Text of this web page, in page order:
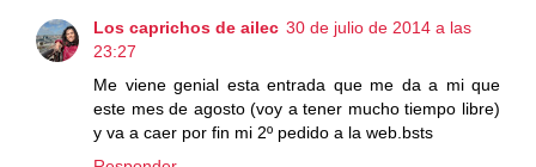
Los caprichos de ailec 30 de julio de 2014 a las
23:27
Me viene genial esta entrada que me da a mi que
este mes de agosto (voy a tener mucho tiempo libre)
y va a caer por fin mi 2º pedido a la web.bsts